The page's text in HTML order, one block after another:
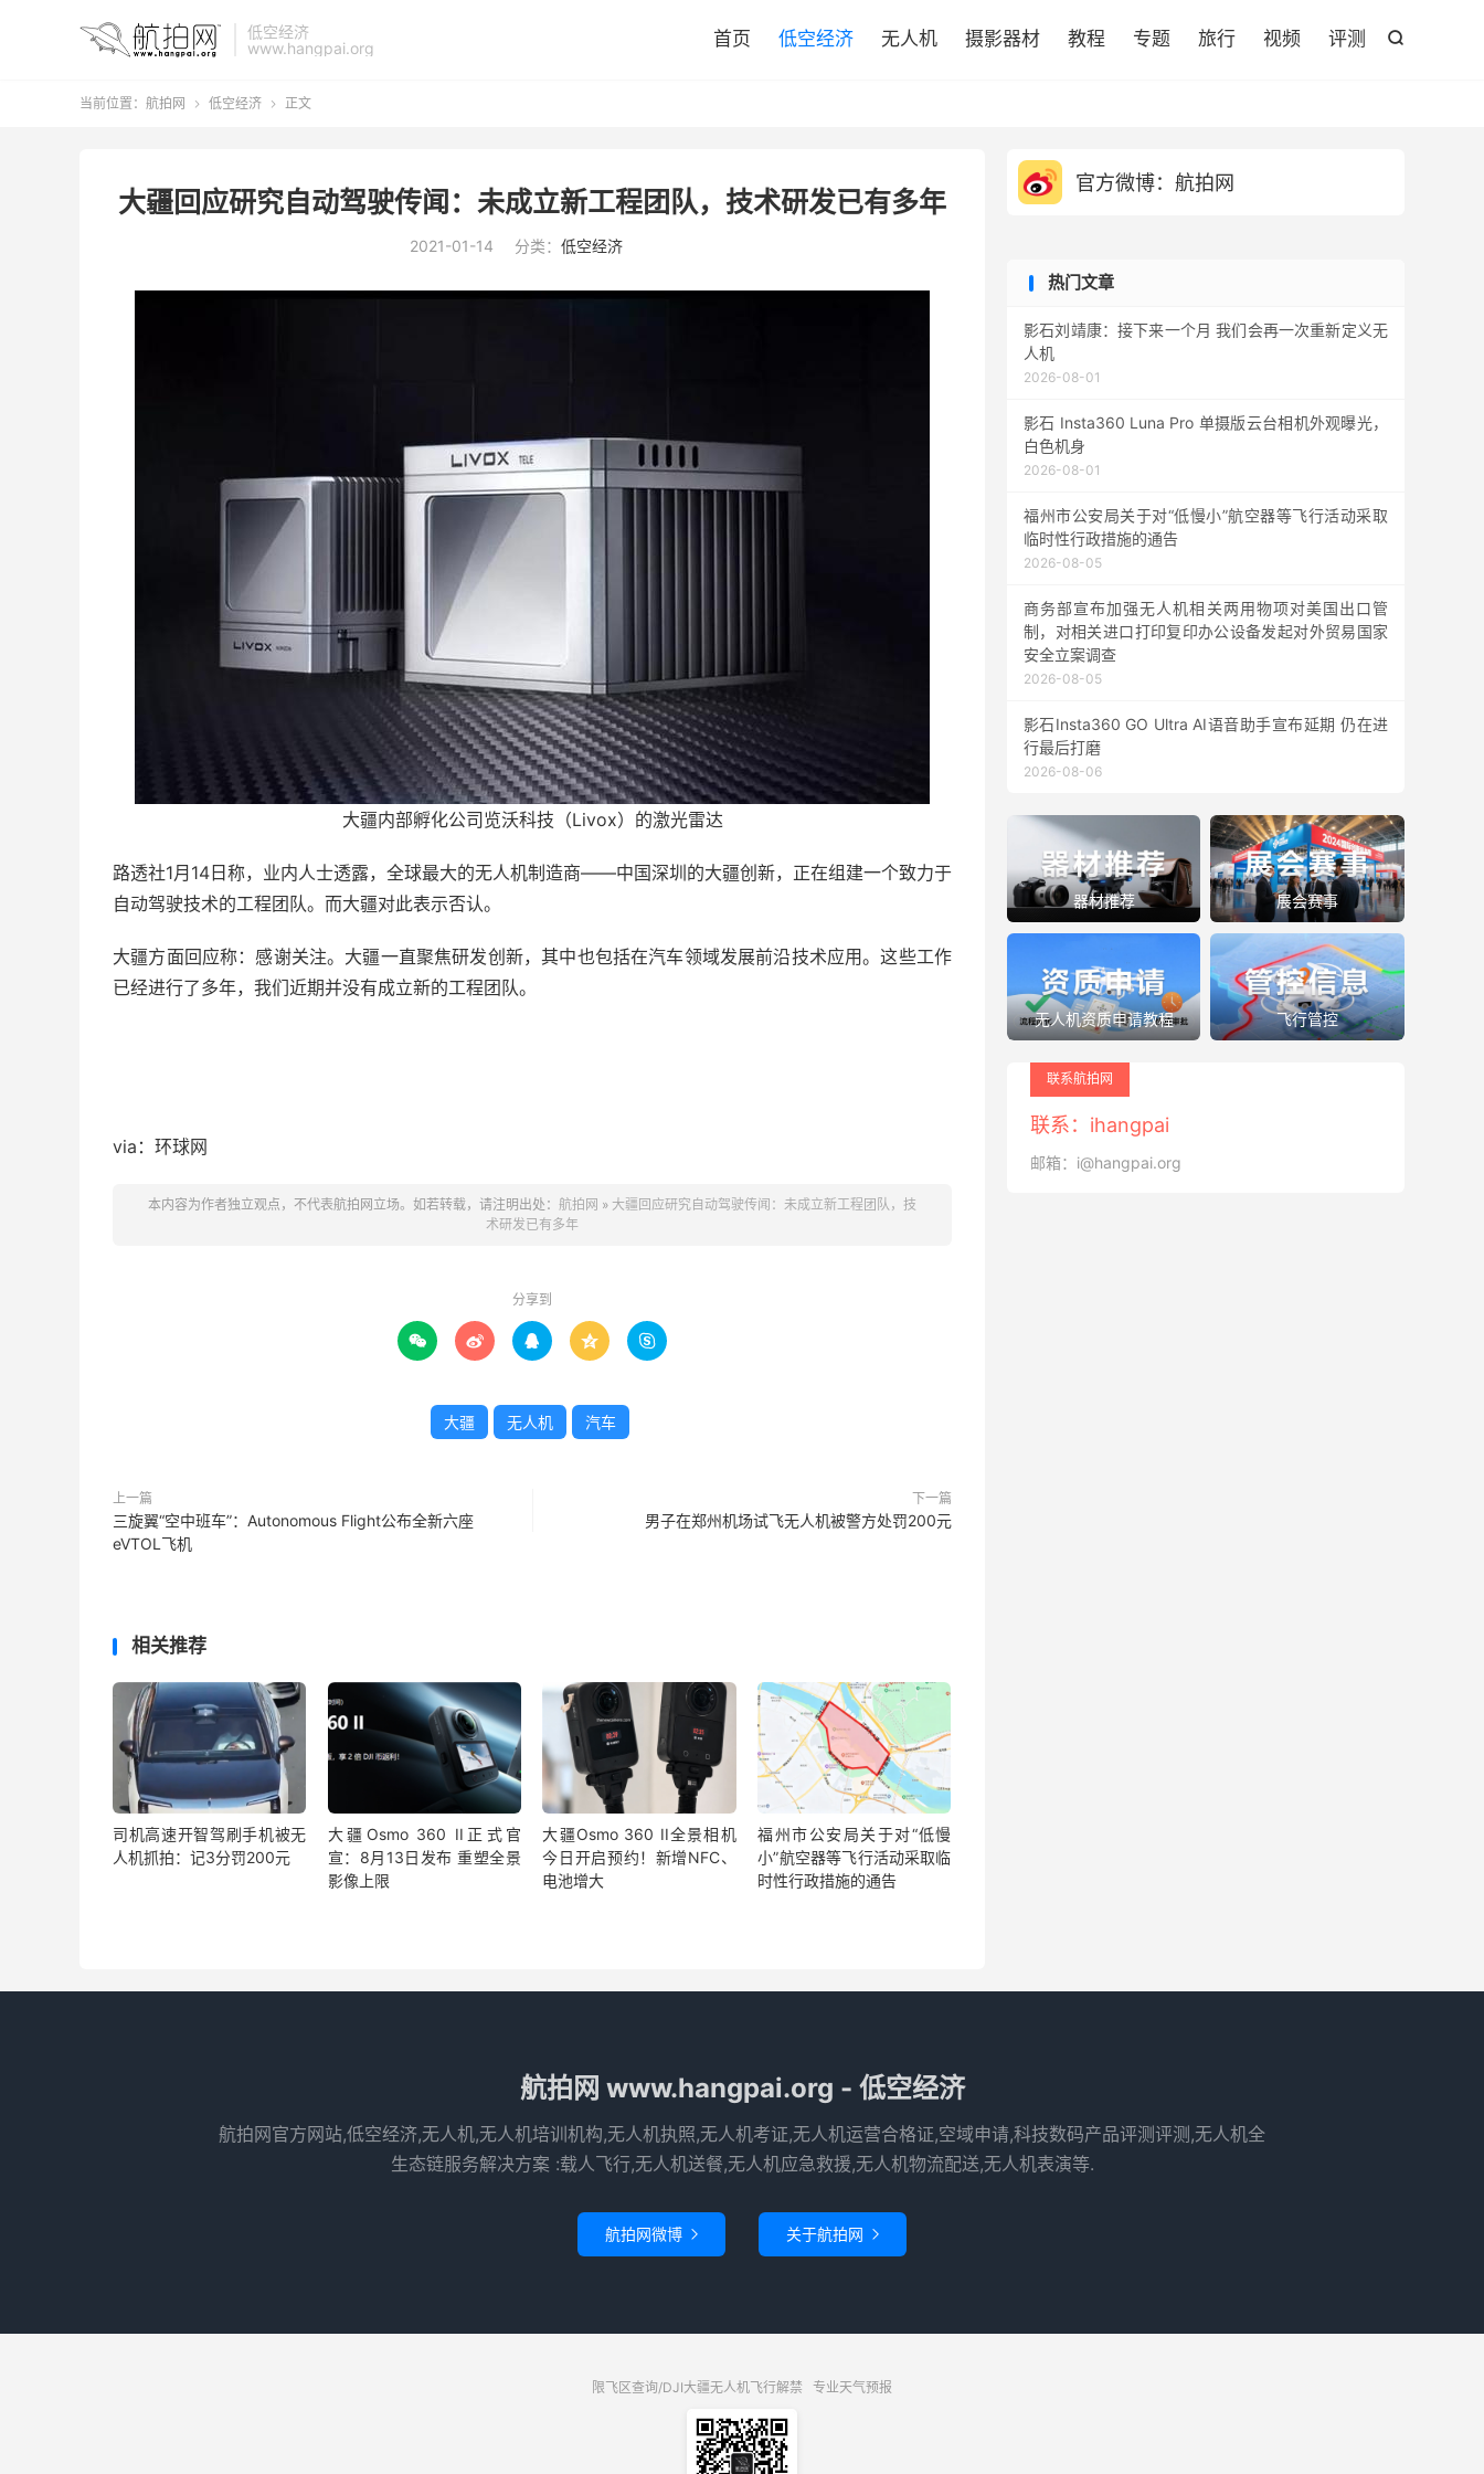
低空经济
www.hangpai.org

首页 低空经济 无人机 摄影器材 教程 专题 旅行 视频 评测
当前位置： 航拍网  低空经济  正文
大疆回应研究自动驾驶传闻：未成立新工程团队，技术研发已有多年
2021-01-14 分类： 低空经济
大疆内部孵化公司览沃科技（Livox）的激光雷达
路透社1月14日称，业内人士透露，全球最大的无人机制造商——中国深圳的大疆创新，正在组建一个致力于
自动驾驶技术的工程团队。而大疆对此表示否认。
大疆方面回应称：感谢关注。大疆一直聚焦研发创新，其中也包括在汽车领域发展前沿技术应用。这些工作
已经进行了多年，我们近期并没有成立新的工程团队。
via：环球网
本内容为作者独立观点，不代表航拍网立场。如若转载，请注明出处： 航拍网 » 大疆回应研究自动驾驶传闻：未成立新工程团队，技
术研发已有多年
分享到
    
大疆 无人机 汽车
上一篇
三旋翼“空中班车”：Autonomous Flight公布全新六座
eVTOL飞机
下一篇
男子在郑州机场试飞无人机被警方处罚200元
相关推荐
司机高速开智驾刷手机被无
人机抓拍：记3分罚200元
大疆Osmo 360 II正式官
宣：8月13日发布 重塑全景
影像上限
大疆Osmo 360 II全景相机
今日开启预约！新增NFC、
电池增大
福州市公安局关于对“低慢
小”航空器等飞行活动采取临
时性行政措施的通告
官方微博：航拍网
热门文章
影石刘靖康：接下来一个月 我们会再一次重新定义无
人机
2026-08-01
影石 Insta360 Luna Pro 单摄版云台相机外观曝光，
白色机身
2026-08-01
福州市公安局关于对“低慢小”航空器等飞行活动采取
临时性行政措施的通告
2026-08-05
商务部宣布加强无人机相关两用物项对美国出口管
制，对相关进口打印复印办公设备发起对外贸易国家
安全立案调查
2026-08-05
影石Insta360 GO Ultra AI语音助手宣布延期 仍在进
行最后打磨
2026-08-06
器材推荐 展会赛事
无人机资质申请教程 飞行管控
联系航拍网
联系：ihangpai
邮箱：i@hangpai.org
航拍网 www.hangpai.org - 低空经济
航拍网官方网站,低空经济,无人机,无人机培训机构,无人机执照,无人机考证,无人机运营合格证,空域申请,科技数码产品评测评测,无人机全
生态链服务解决方案 :载人飞行,无人机送餐,无人机应急救援,无人机物流配送,无人机表演等.
航拍网微博  关于航拍网 
限飞区查询/DJI大疆无人机飞行解禁 专业天气预报